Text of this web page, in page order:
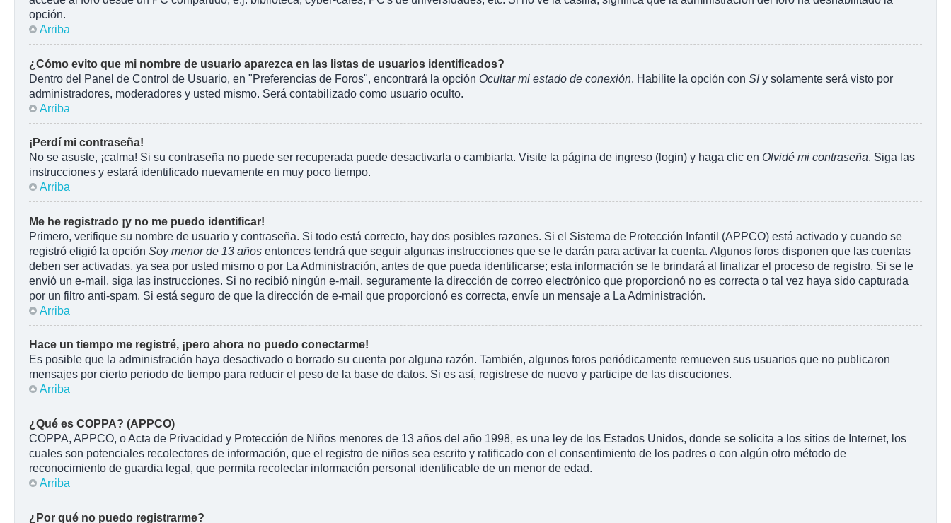
opción.
Arriba
¿Cómo evito que mi nombre de usuario aparezca en las listas de usuarios identificados?
Dentro del Panel de Control de Usuario, en "Preferencias de Foros", encontrará la opción Ocultar mi estado de conexión. Habilite la opción con SIy solamente será visto por
administradores, moderadores y usted mismo. Será contabilizado como usuario oculto.
Arriba
¡Perdí mi contraseña!
No se asuste, ¡calma! Si su contraseña no puede ser recuperada puede desactivarla o cambiarla. Visite la página de ingreso (login) y haga clic en Olvidé mi contraseña. Siga las
instrucciones y estará identificado nuevamente en muy poco tiempo.
Arriba
Me he registrado ¡y no me puedo identificar!
Primero, verifique su nombre de usuario y contraseña. Si todo está correcto, hay dos posibles razones. Si el Sistema de Protección Infantil (APPCO) está activado y cuando se
registró eligió la opción Soy menor de 13 años entonces tendrá que seguir algunas instrucciones que se le darán para activar la cuenta. Algunos foros disponen que las cuentas
deben ser activadas, ya sea por usted mismo o por La Administración, antes de que pueda identificarse; esta información se le brindará al finalizar el proceso de registro. Si se le
envió un e-mail, siga las instrucciones. Si no recibió ningún e-mail, seguramente la dirección de correo electrónico que proporcionó no es correcta o tal vez haya sido capturada
por un filtro anti-spam. Si está seguro de que la dirección de e-mail que proporcionó es correcta, envíe un mensaje a La Administración.
Arriba
Hace un tiempo me registré, ¡pero ahora no puedo conectarme!
Es posible que la administración haya desactivado o borrado su cuenta por alguna razón. También, algunos foros periódicamente remueven sus usuarios que no publicaron
mensajes por cierto periodo de tiempo para reducir el peso de la base de datos. Si es así, registrese de nuevo y participe de las discuciones.
Arriba
¿Qué es COPPA? (APPCO)
COPPA, APPCO, o Acta de Privacidad y Protección de Niños menores de 13 años del año 1998, es una ley de los Estados Unidos, donde se solicita a los sitios de Internet, los
cuales son potenciales recolectores de información, que el registro de niños sea escrito y ratificado con el consentimiento de los padres o con algún otro método de
reconocimiento de guardia legal, que permita recolectar información personal identificable de un menor de edad.
Arriba
¿Por qué no puedo registrarme?